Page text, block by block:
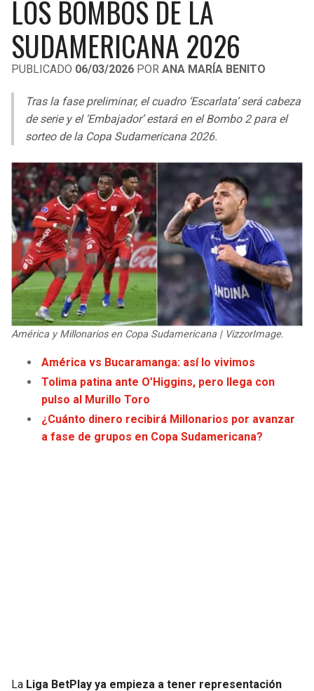
LIGA DE EXPANSIÓN MX
LEAGUES CUP
UEFA EUROPA LEAGUE
UEFA CONFERENCE LEAGUE
MLS
COPA LIBERTADORES
COPA SUDAMERICANA
LIGA BETPLAY
OTRAS LIGAS
LOS BOMBOS DE LA
SUDAMERICANA 2026
PUBLICADO 06/03/2026 POR ANA MARÍA BENITO
Tras la fase preliminar, el cuadro ‘Escarlata’ será cabeza
de serie y el ‘Embajador’ estará en el Bombo 2 para el
sorteo de la Copa Sudamericana 2026.
América y Millonarios en Copa Sudamericana | VizzorImage.
América vs Bucaramanga: así lo vivimos
Tolima patina ante O’Higgins, pero llega con
pulso al Murillo Toro
¿Cuánto dinero recibirá Millonarios por avanzar
a fase de grupos en Copa Sudamericana?
La Liga BetPlay ya empieza a tener representación